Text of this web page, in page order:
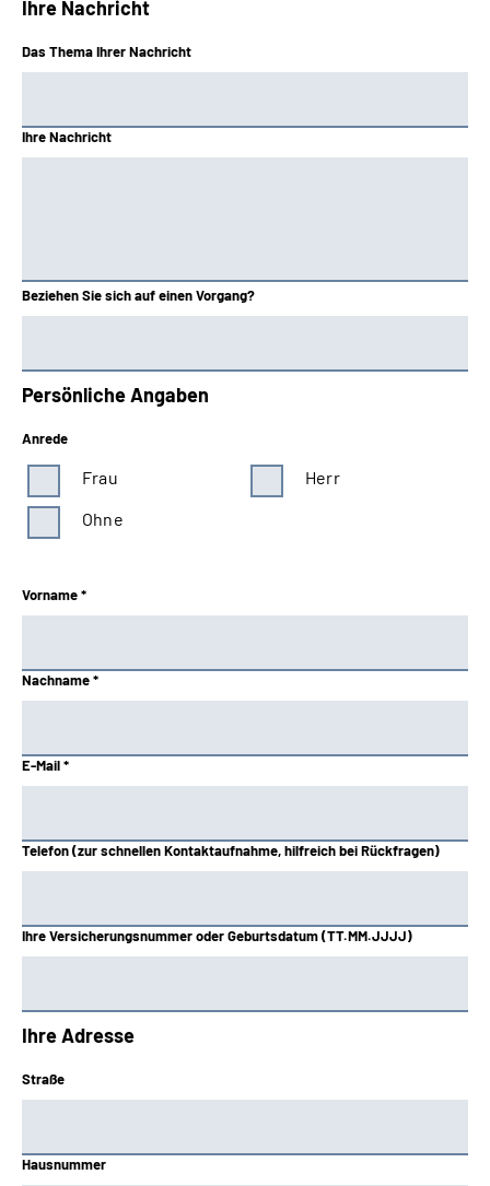
Ihre Nachricht
Das Thema Ihrer Nachricht
Ihre Nachricht
Beziehen Sie sich auf einen Vorgang?
Persönliche Angaben
Anrede
Frau
Herr
Ohne
Vorname *
Nachname *
E-Mail *
Telefon (zur schnellen Kontaktaufnahme, hilfreich bei Rückfragen)
Ihre Versicherungsnummer oder Geburtsdatum (TT.MM.JJJJ)
Ihre Adresse
Straße
Hausnummer